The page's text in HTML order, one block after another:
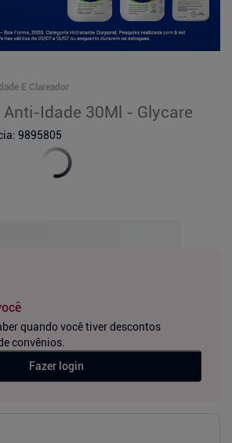
E Clareador
Anti-Idade 30Ml - Glycare
: 9895805
quando você tiver descontos
convênios.
Fazer login